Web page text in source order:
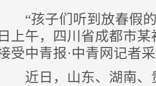
“孩子们听到放春假的
日上午，四川省成都市
受中青报·中青网记者
近日，山东、湖南、